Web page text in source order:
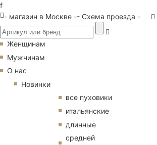
f
- магазин в Москве -- Схема проезда -
Женщинам
Мужчинам
О нас
Новинки
все пуховики
итальянские
длинные
средней